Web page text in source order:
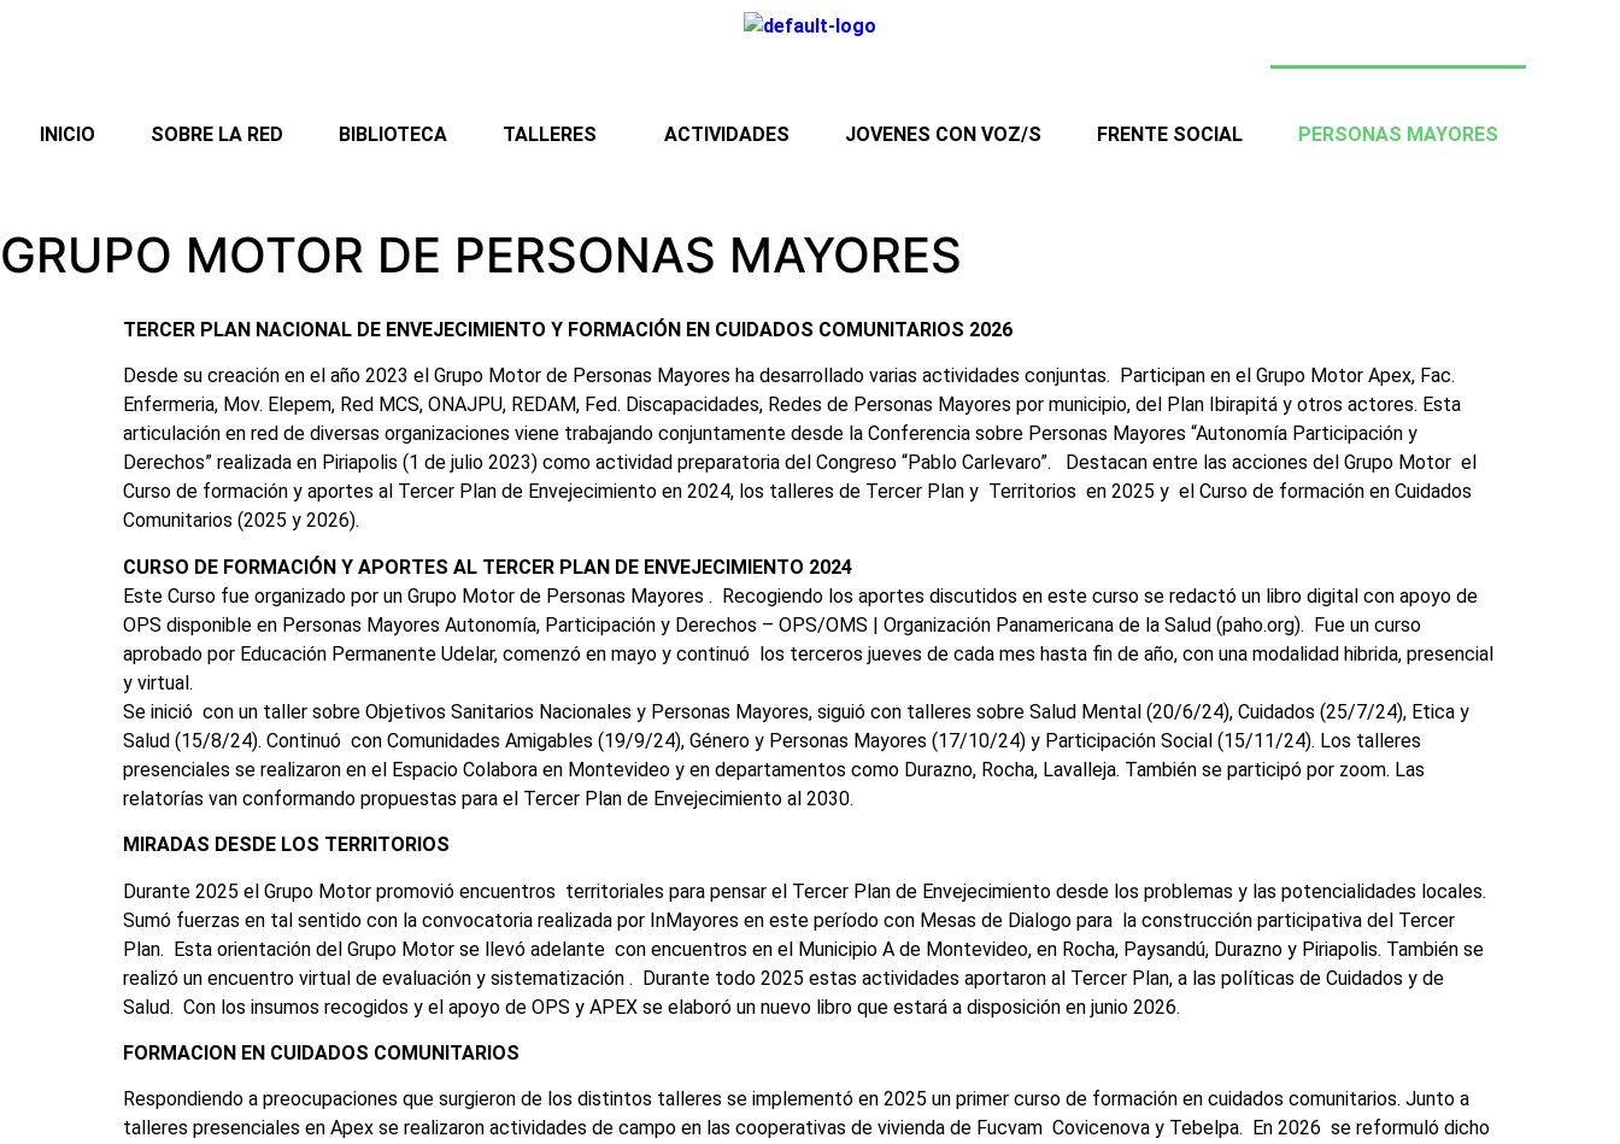
INICIO SOBRE LA RED BIBLIOTECA TALLERES ACTIVIDADES JOVENES CON VOZ/S FRENTE SOCIAL PERSONAS MAYORES
GRUPO MOTOR DE PERSONAS MAYORES
TERCER PLAN NACIONAL DE ENVEJECIMIENTO Y FORMACIÓN EN CUIDADOS COMUNITARIOS 2026
Desde su creación en el año 2023 el Grupo Motor de Personas Mayores ha desarrollado varias actividades conjuntas. Participan en el Grupo Motor Apex, Fac.
Enfermeria, Mov. Elepem, Red MCS, ONAJPU, REDAM, Fed. Discapacidades, Redes de Personas Mayores por municipio, del Plan Ibirapitá y otros actores. Esta
articulación en red de diversas organizaciones viene trabajando conjuntamente desde la Conferencia sobre Personas Mayores “Autonomía Participación y
Derechos” realizada en Piriapolis (1 de julio 2023) como actividad preparatoria del Congreso “Pablo Carlevaro”. Destacan entre las acciones del Grupo Motor el
Curso de formación y aportes al Tercer Plan de Envejecimiento en 2024, los talleres de Tercer Plan y Territorios en 2025 y el Curso de formación en Cuidados
Comunitarios (2025 y 2026).
CURSO DE FORMACIÓN Y APORTES AL TERCER PLAN DE ENVEJECIMIENTO 2024
Este Curso fue organizado por un Grupo Motor de Personas Mayores . Recogiendo los aportes discutidos en este curso se redactó un libro digital con apoyo de
OPS disponible en Personas Mayores Autonomía, Participación y Derechos – OPS/OMS | Organización Panamericana de la Salud (paho.org). Fue un curso
aprobado por Educación Permanente Udelar, comenzó en mayo y continuó los terceros jueves de cada mes hasta fin de año, con una modalidad hibrida, presencial
y virtual.
Se inició con un taller sobre Objetivos Sanitarios Nacionales y Personas Mayores, siguió con talleres sobre Salud Mental (20/6/24), Cuidados (25/7/24), Etica y
Salud (15/8/24). Continuó con Comunidades Amigables (19/9/24), Género y Personas Mayores (17/10/24) y Participación Social (15/11/24). Los talleres
presenciales se realizaron en el Espacio Colabora en Montevideo y en departamentos como Durazno, Rocha, Lavalleja. También se participó por zoom. Las
relatorías van conformando propuestas para el Tercer Plan de Envejecimiento al 2030.
MIRADAS DESDE LOS TERRITORIOS
Durante 2025 el Grupo Motor promovió encuentros territoriales para pensar el Tercer Plan de Envejecimiento desde los problemas y las potencialidades locales.
Sumó fuerzas en tal sentido con la convocatoria realizada por InMayores en este período con Mesas de Dialogo para la construcción participativa del Tercer
Plan. Esta orientación del Grupo Motor se llevó adelante con encuentros en el Municipio A de Montevideo, en Rocha, Paysandú, Durazno y Piriapolis. También se
realizó un encuentro virtual de evaluación y sistematización . Durante todo 2025 estas actividades aportaron al Tercer Plan, a las políticas de Cuidados y de
Salud. Con los insumos recogidos y el apoyo de OPS y APEX se elaboró un nuevo libro que estará a disposición en junio 2026.
FORMACION EN CUIDADOS COMUNITARIOS
Respondiendo a preocupaciones que surgieron de los distintos talleres se implementó en 2025 un primer curso de formación en cuidados comunitarios. Junto a
talleres presenciales en Apex se realizaron actividades de campo en las cooperativas de vivienda de Fucvam Covicenova y Tebelpa. En 2026 se reformuló dicho